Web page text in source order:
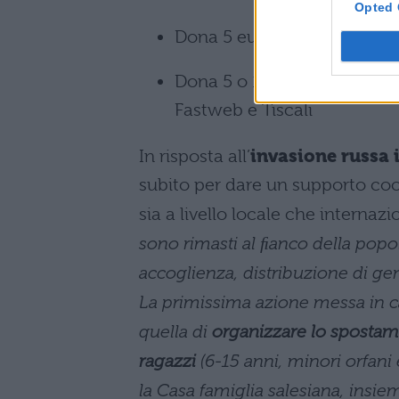
Opted
Dona 5 euro chiamando il
Dona 5 o 10 euro
Fastweb e Tiscali
In risposta all’invasione russa
subito per dare un supporto
sia a livello locale che
sono rimasti al ﬁanco della
accoglienza, distribuzione di
La primissima azione messa in
quella di organizzare lo
ragazzi (6-15 anni, minori
la Casa famiglia salesiana,